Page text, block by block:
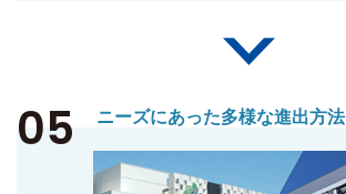
05 ニーズにあった多様な進出方法